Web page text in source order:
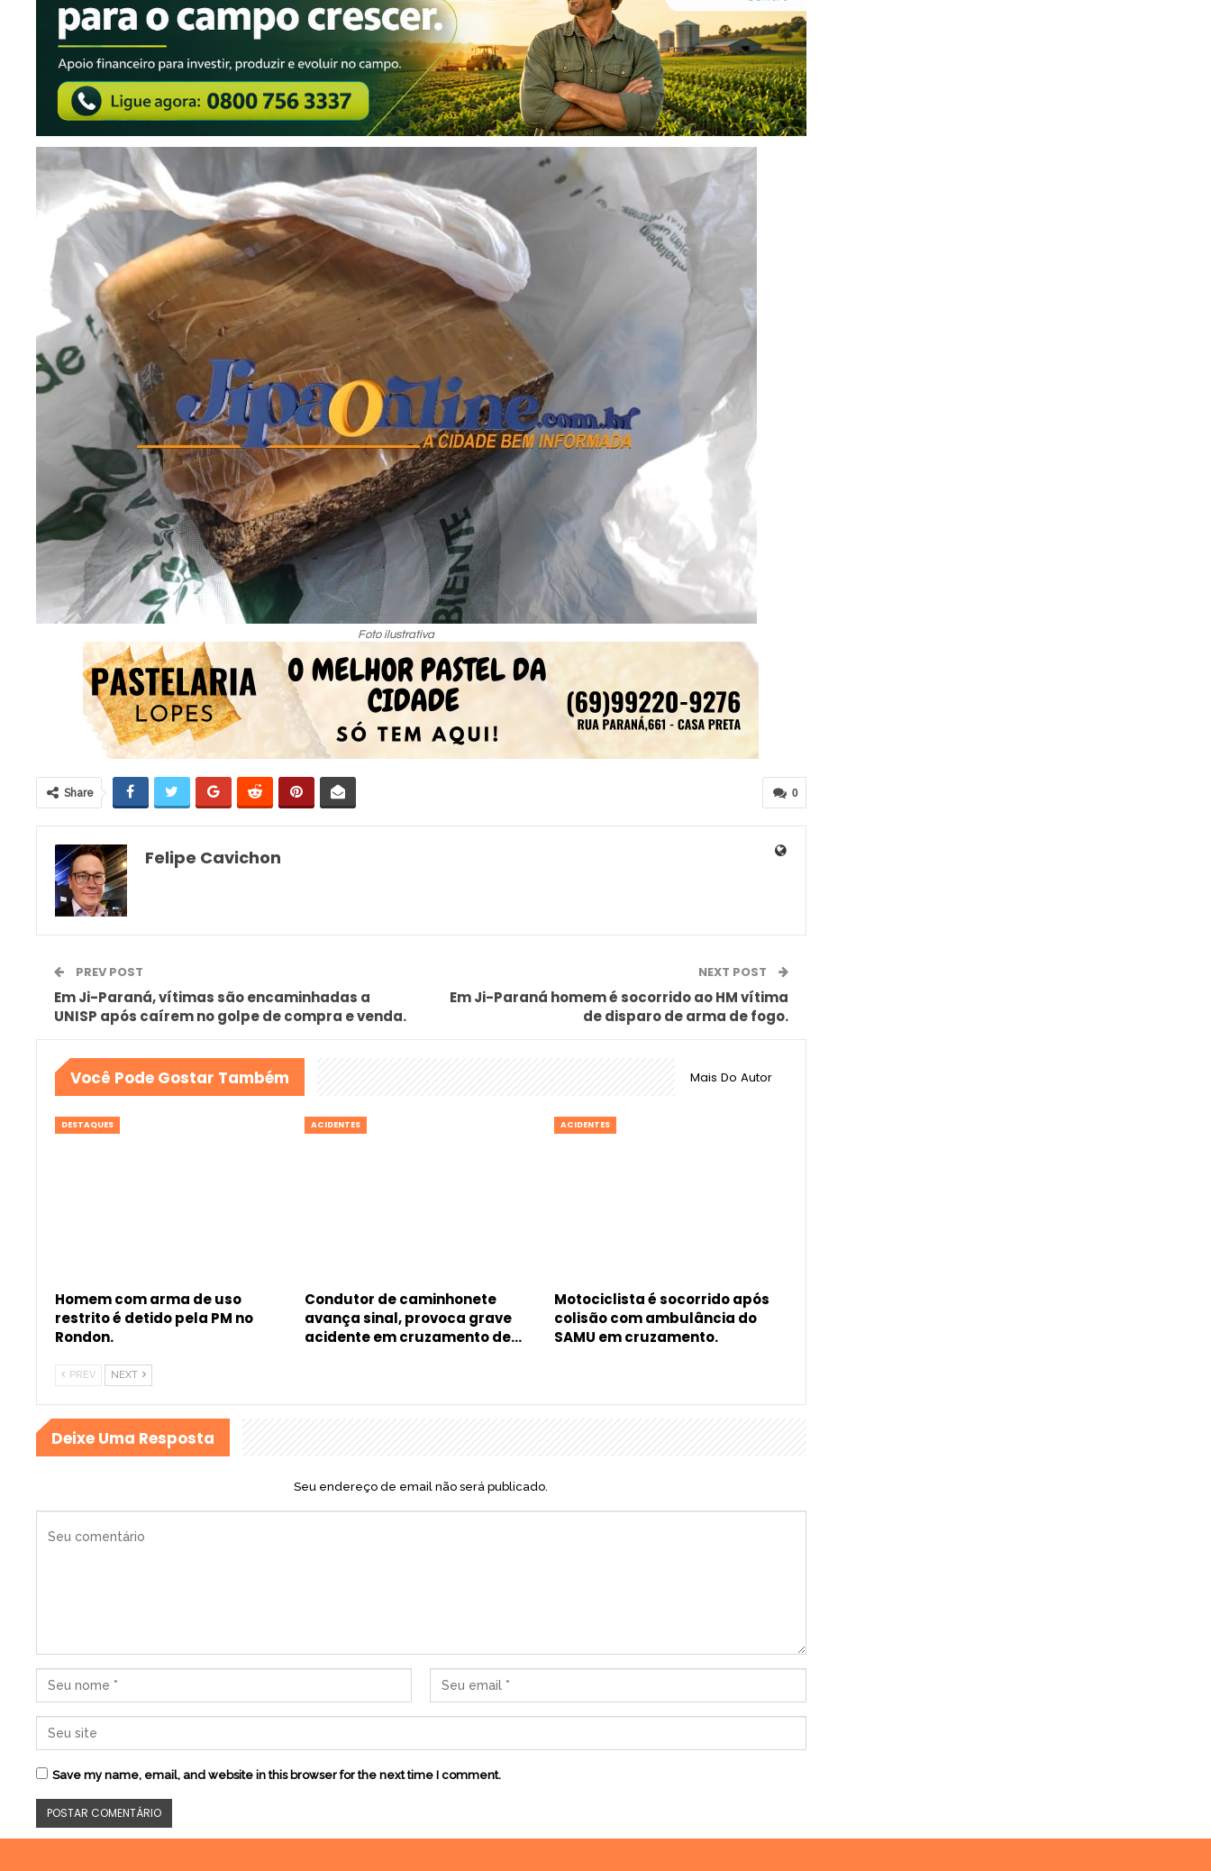
Foto ilustrativa
0
Share
Felipe Cavichon
PREV POST
Em Ji-Paraná, vítimas são encaminhadas a
UNISP após caírem no golpe de compra e venda.
NEXT POST
Em Ji-Paraná homem é socorrido ao HM vítima
de disparo de arma de fogo.
Você Pode Gostar Também Mais Do Autor
DESTAQUES
Homem com arma de uso
restrito é detido pela PM no
Rondon.
ACIDENTES
Condutor de caminhonete
avança sinal, provoca grave
acidente em cruzamento de…
ACIDENTES
Motociclista é socorrido após
colisão com ambulância do
SAMU em cruzamento.
PREV NEXT
Deixe Uma Resposta
Seu endereço de email não será publicado.
Save my name, email, and website in this browser for the next time I comment.